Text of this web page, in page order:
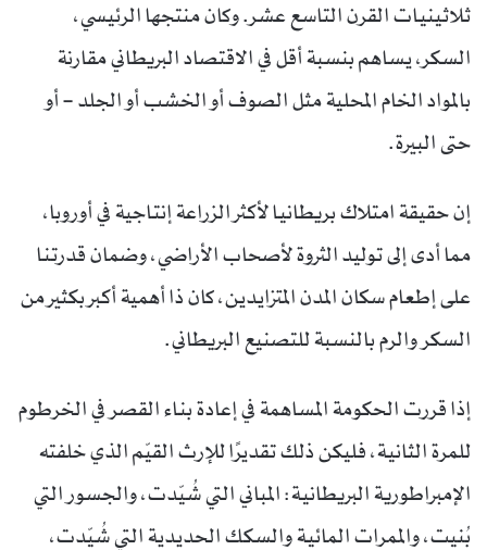
ثلاثينيات القرن التاسع عشر. وكان منتجها الرئيسي،
السكر، يساهم بنسبة أقل في الاقتصاد البريطاني مقارنة
بالمواد الخام المحلية مثل الصوف أو الخشب أو الجلد – أو
حتى البيرة.
إن حقيقة امتلاك بريطانيا لأكثر الزراعة إنتاجية في أوروبا،
مما أدى إلى توليد الثروة لأصحاب الأراضي، وضمان قدرتنا
على إطعام سكان المدن المتزايدين، كان ذا أهمية أكبر بكثير من
السكر والرم بالنسبة للتصنيع البريطاني.
إذا قررت الحكومة المساهمة في إعادة بناء القصر في الخرطوم
للمرة الثانية، فليكن ذلك تقديرًا للإرث القيّم الذي خلفته
الإمبراطورية البريطانية: المباني التي شُيّدت، والجسور التي
بُنيت، والممرات المائية والسكك الحديدية التي شُيّدت،